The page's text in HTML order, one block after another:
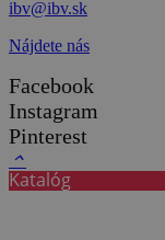
ibv@ibv.sk
Nájdete nás
Facebook
Instagram
Pinterest
keyboard_arrow_up
Katalóg